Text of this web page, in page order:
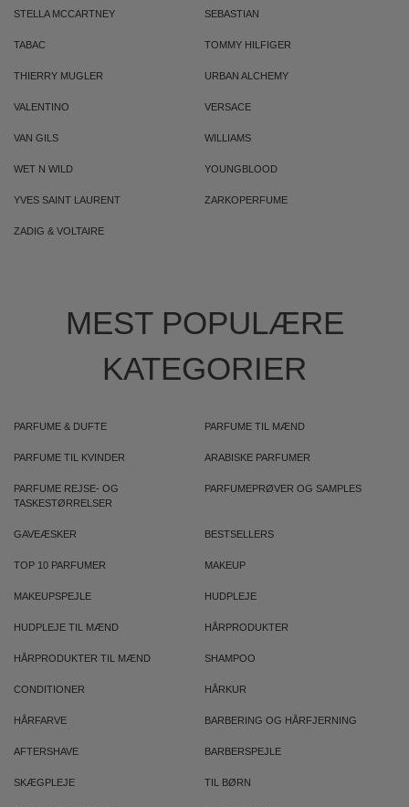
STELLA MCCARTNEY SEBASTIAN
TABAC TOMMY HILFIGER
THIERRY MUGLER URBAN ALCHEMY
VALENTINO VERSACE
VAN GILS WILLIAMS
WET N WILD YOUNGBLOOD
YVES SAINT LAURENT ZARKOPERFUME
ZADIG & VOLTAIRE
MEST POPULÆRE
KATEGORIER
PARFUME & DUFTE PARFUME TIL MÆND
PARFUME TIL KVINDER ARABISKE PARFUMER
PARFUME REJSE- OG
TASKESTØRRELSER
PARFUMEPRØVER OG SAMPLES
GAVEÆSKER BESTSELLERS
TOP 10 PARFUMER MAKEUP
MAKEUPSPEJLE HUDPLEJE
HUDPLEJE TIL MÆND HÅRPRODUKTER
HÅRPRODUKTER TIL MÆND SHAMPOO
CONDITIONER HÅRKUR
HÅRFARVE BARBERING OG HÅRFJERNING
AFTERSHAVE BARBERSPEJLE
SKÆGPLEJE TIL BØRN